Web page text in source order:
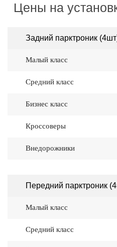
Цены на
Задний парктроник
Малый класс
Средний класс
Бизнес класс
Кроссоверы
Внедорожники
Передний парктроник
Малый класс
Средний класс